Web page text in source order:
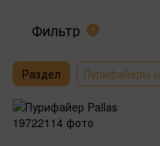
Фильтр 1
Раздел Пурифайеры